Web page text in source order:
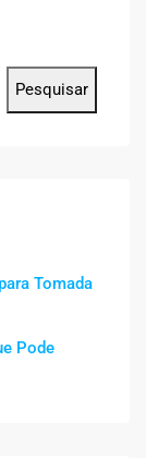
Pesquisar
Tomada
Pode